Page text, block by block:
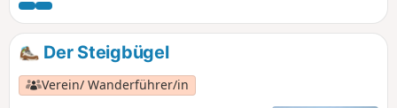
Der Steigbügel
Verein/ Wanderführer/in